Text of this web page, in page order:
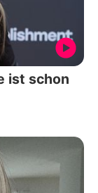
ist schon